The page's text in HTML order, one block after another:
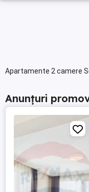
Apartamente 2 camere
Anunțuri